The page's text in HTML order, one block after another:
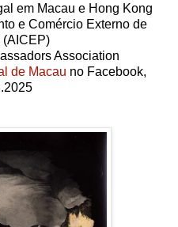
em Macau e Hong Kong
e Comércio Externo de
(AICEP)
Association
de Macau no Facebook,